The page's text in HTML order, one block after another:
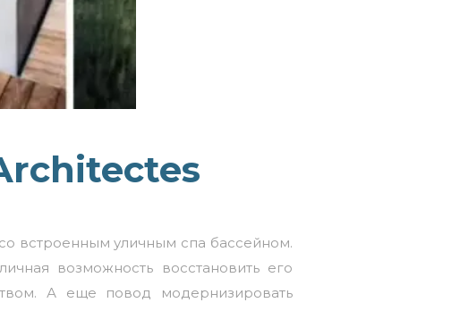
встроенным уличным спа бассейном.
возможность восстановить его
А еще повод модернизировать